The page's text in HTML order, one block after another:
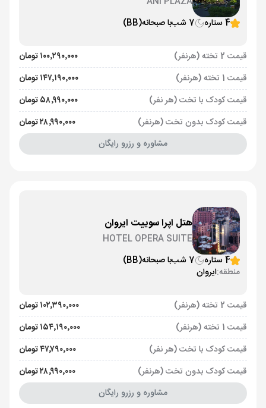
4 ستاره
7 شب با صبحانه(BB)
قیمت 2 تخته (هرنفر)
۱۰۰٬۲۹۰٬۰۰۰ تومان
قیمت 1 تخته (هرنفر)
۱۴۷٬۱۹۰٬۰۰۰ تومان
قیمت کودک با تخت (هر نفر)
۵۸٬۹۹۰٬۰۰۰ تومان
قیمت کودک بدون تخت (هرنفر)
۲۸٬۹۹۰٬۰۰۰ تومان
مشاوره و رزرو رایگان
هتل اپرا سوییت ایروان
HOTEL OPERA SUITE
4 ستاره
7 شب با صبحانه(BB)
منطقه:ایروان
قیمت 2 تخته (هرنفر)
۱۰۲٬۳۹۰٬۰۰۰ تومان
قیمت 1 تخته (هرنفر)
۱۵۴٬۱۹۰٬۰۰۰ تومان
قیمت کودک با تخت (هر نفر)
۴۷٬۷۹۰٬۰۰۰ تومان
قیمت کودک بدون تخت (هرنفر)
۲۸٬۹۹۰٬۰۰۰ تومان
مشاوره و رزرو رایگان